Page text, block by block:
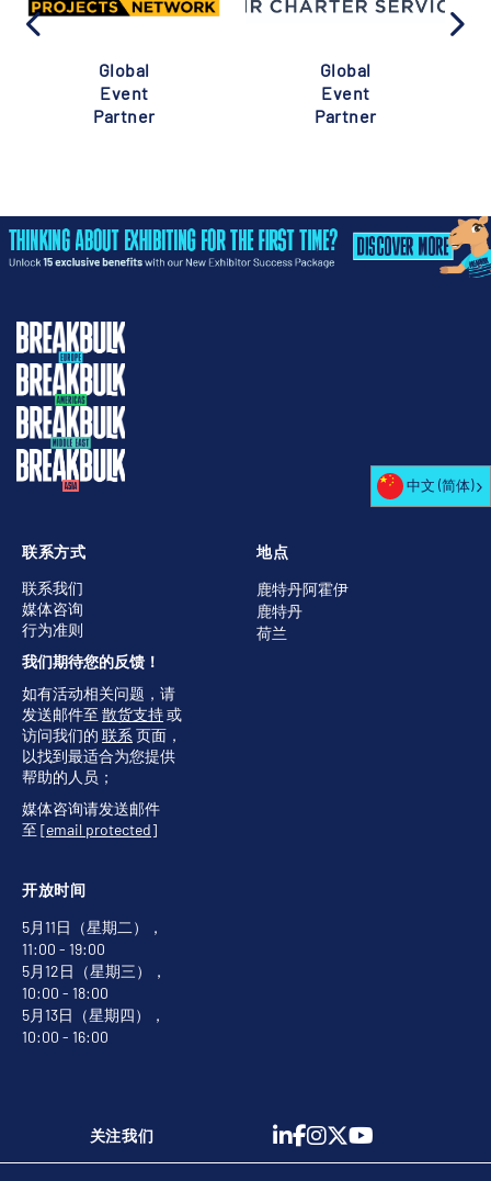
Global
Event
Partner
Global
Event
Partner
地点
鹿特丹阿霍伊
鹿特丹
荷兰
开放时间
5月11日（星期二），
11:00 - 19:00
5月12日（星期三），
10:00 - 18:00
5月13日（星期四），
10:00 - 16:00
联系方式
联系我们
媒体咨询
行为准则
我们期待您的反馈！
如有活动相关问题，请
发送邮件至 散货支持或
访问我们的 联系 页面，
以找到最适合为您提供
帮助的人员；
媒体咨询请发送邮件
至 [email protected]
关注我们
中文 (简体)